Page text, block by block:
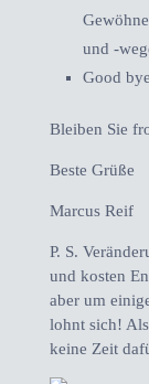
und -
Good
Bleiben Sie
Beste Grüße
Marcus Reif
P. S.
und kosten
aber um
lohnt sich!
keine Zeit